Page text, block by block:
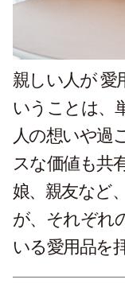
親しい人が 愛
いうことは、
人の想いや過
スな価値も共
娘、親友など
が、それぞれ
いる愛用品を